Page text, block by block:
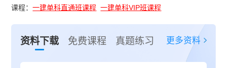
课程：一建单科直通班课程 一建单科VIP班课程
资料下载 免费课程 真题练习 更多资料